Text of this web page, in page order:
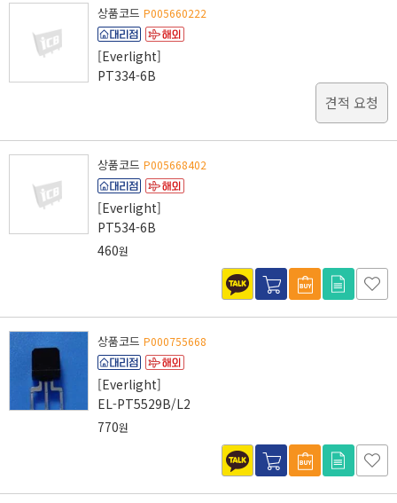
상품코드 P005660222
[Everlight]
PT334-6B
견적 요청
상품코드 P005668402
[Everlight]
PT534-6B
460원
상품코드 P000755668
[Everlight]
EL-PT5529B/L2
770원